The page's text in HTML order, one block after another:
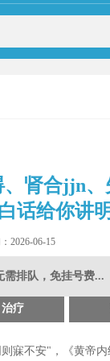
肾合jjn
话给你讲
2026-06-15
需排队，免挂号费...
治疗
寐不安"，《黄帝内